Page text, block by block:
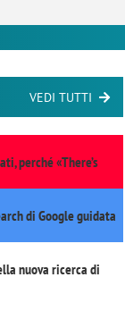
VEDI TUTTI
perché «There’s
di Google guidata
nuova ricerca di